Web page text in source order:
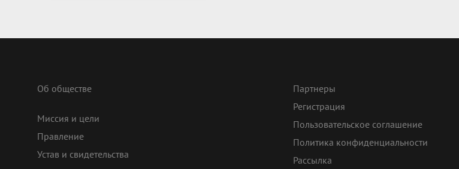
Об обществе
Миссия и цели
Правление
Устав и свидетельства
Партнеры
Регистрация
Пользовательское соглашение
Политика конфиденциальности
Рассылка